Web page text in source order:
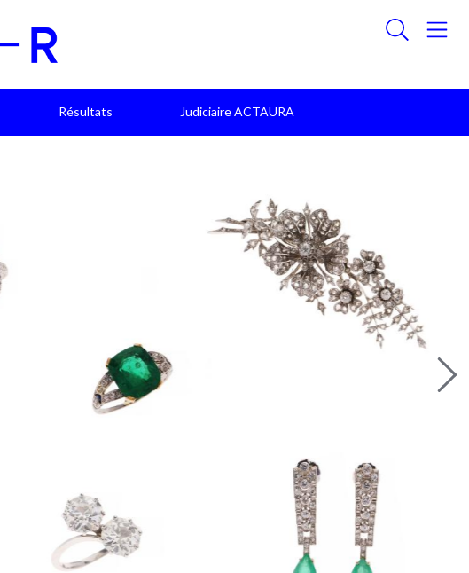
Résultats Judiciaire ACTAURA